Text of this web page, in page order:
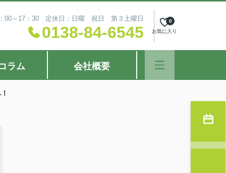
00～17：30 定休日：日曜 祝日 第３土曜日
0138-84-6545 お気に入り
0
ラム 会社概要